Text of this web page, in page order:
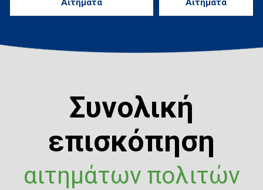
Αιτήματα Αιτήματα
Συνολική
επισκόπηση
αιτημάτων πολιτών